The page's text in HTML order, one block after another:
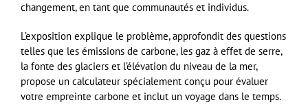
changement, en tant que communautés et individus.
L’exposition explique le problème, approfondit des questions
telles que les émissions de carbone, les gaz à effet de serre,
la fonte des glaciers et l’élévation du niveau de la mer,
propose un calculateur spécialement conçu pour évaluer
votre empreinte carbone et inclut un voyage dans le temps.